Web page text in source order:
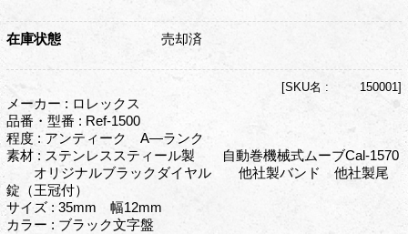
在庫状態 売却済
[SKU名 : 150001]
メーカー : ロレックス
品番・型番 : Ref-1500
程度 : アンティーク A―ランク
素材 : ステンレススティール製 自動巻機械式ムーブCal-1570
オリジナルブラックダイヤル 他社製バンド 他社製尾
錠（王冠付）
サイズ : 35mm 幅12mm
カラー : ブラック文字盤